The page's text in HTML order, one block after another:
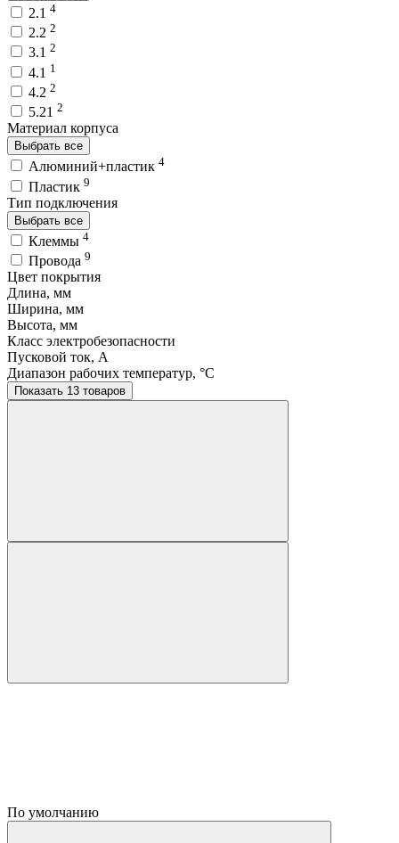
2.1 4
2.2 2
3.1 2
4.1 1
4.2 2
5.21 2
Материал корпуса
Выбрать все
Алюминий+пластик 4
Пластик 9
Тип подключения
Выбрать все
Клеммы 4
Провода 9
Цвет покрытия
Длина, мм
Ширина, мм
Высота, мм
Класс электробезопасности
Пусковой ток, A
Диапазон рабочих температур, °C
Показать 13 товаров
По умолчанию